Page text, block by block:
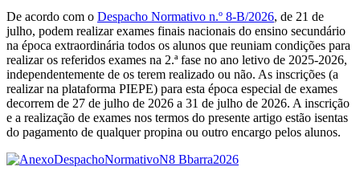
De acordo com o Despacho Normativo n.º 8-B/2026, de 21 de
julho, podem realizar exames finais nacionais do ensino secundário
na época extraordinária todos os alunos que reuniam condições para
realizar os referidos exames na 2.ª fase no ano letivo de 2025-2026,
independentemente de os terem realizado ou não. As inscrições (a
realizar na plataforma PIEPE) para esta época especial de exames
decorrem de 27 de julho de 2026 a 31 de julho de 2026. A inscrição
e a realização de exames nos termos do presente artigo estão isentas
do pagamento de qualquer propina ou outro encargo pelos alunos.